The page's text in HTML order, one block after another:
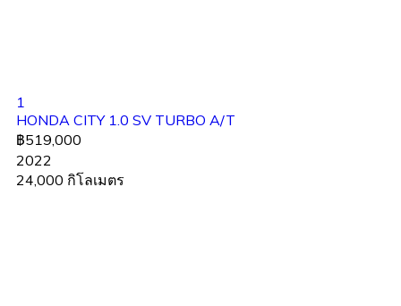
1
HONDA CITY 1.0 SV TURBO A/T
฿519,000
2022
24,000 กิโลเมตร